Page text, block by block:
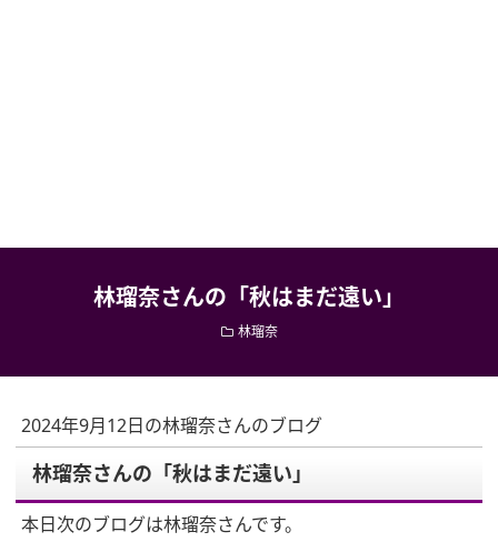
林瑠奈さんの「秋はまだ遠い」
林瑠奈
2024年9月12日の林瑠奈さんのブログ
林瑠奈さんの「秋はまだ遠い」
本日次のブログは林瑠奈さんです。